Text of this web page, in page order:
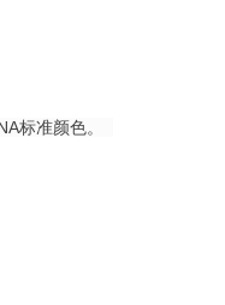
标准颜色。